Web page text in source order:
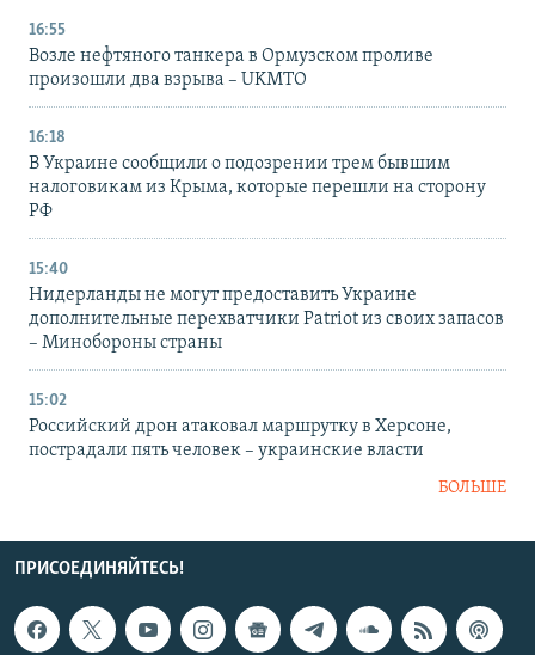
16:55
Возле нефтяного танкера в Ормузском проливе
произошли два взрыва – UKMTO
16:18
В Украине сообщили о подозрении трем бывшим
налоговикам из Крыма, которые перешли на сторону
РФ
15:40
Нидерланды не могут предоставить Украине
дополнительные перехватчики Patriot из своих запасов
– Минобороны страны
15:02
Российский дрон атаковал маршрутку в Херсоне,
пострадали пять человек – украинские власти
БОЛЬШЕ
ПРИСОЕДИНЯЙТЕСЬ!